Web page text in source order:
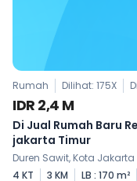
Rumah Dilihat: 175X
IDR 2,4 M
Di Jual Rumah Baru
jakarta Timur
Duren Sawit, Kota
4 KT
3 KM LB : 170 m²